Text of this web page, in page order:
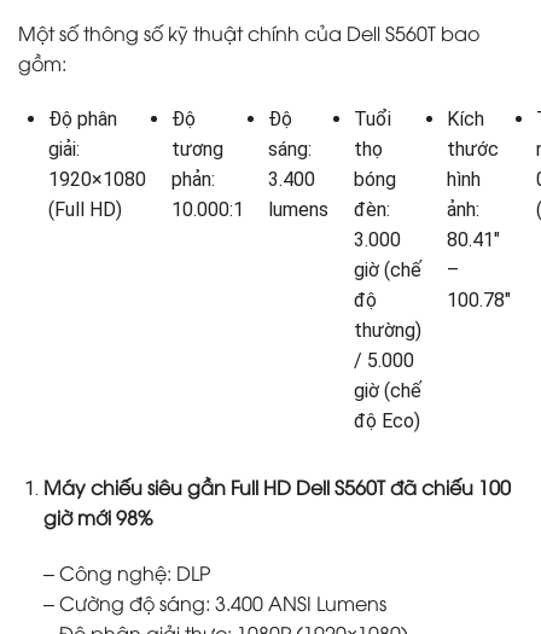
Một số thông số kỹ thuật chính của Dell S560T bao
gồm:
Độ phân
giải:
1920×1080
(Full HD)
Độ
tương
phản:
10.000:1
Độ
sáng:
3.400
lumens
Tuổi
thọ
bóng
đèn:
3.000
giờ (chế
độ
thường)
/ 5.000
giờ (chế
độ Eco)
Kích
thước
hình
ảnh:
80.41″
–
100.78″
Máy chiếu siêu gần Full HD Dell S560T đã chiếu 100
giờ mới 98%
– Công nghệ: DLP
– Cường độ sáng: 3.400 ANSI Lumens